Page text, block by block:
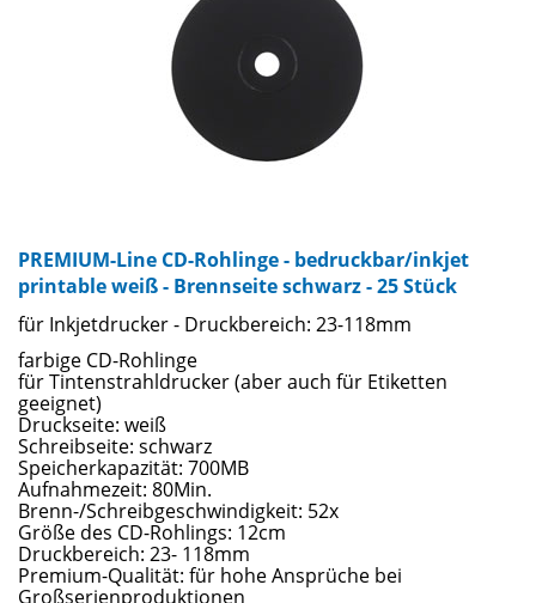
PREMIUM-Line CD-Rohlinge - bedruckbar/inkjet
printable weiß - Brennseite schwarz - 25 Stück
für Inkjetdrucker - Druckbereich: 23-118mm
farbige CD-Rohlinge
für Tintenstrahldrucker (aber auch für Etiketten
geeignet)
Druckseite: weiß
Schreibseite: schwarz
Speicherkapazität: 700MB
Aufnahmezeit: 80Min.
Brenn-/Schreibgeschwindigkeit: 52x
Größe des CD-Rohlings: 12cm
Druckbereich: 23- 118mm
Premium-Qualität: für hohe Ansprüche bei
Großserienproduktionen